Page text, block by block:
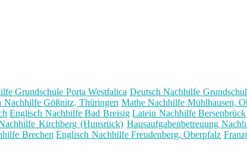
Grundschule Porta Westfalica Deutsch Nachhilfe
Nachhilfe Gößnitz, Thüringen Mathe Nachhilfe Mühlhausen,
Englisch Nachhilfe Bad Breisig Latein Nachhilfe Bersenbrück
Kirchberg (Hunsrück) Hausaufgabenbetreuung
Brechen Englisch Nachhilfe Freudenberg, Oberpfalz